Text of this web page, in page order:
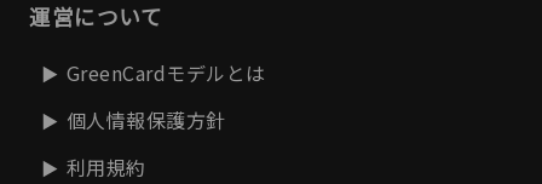
運営について
GreenCardモデルとは
個人情報保護方針
利用規約